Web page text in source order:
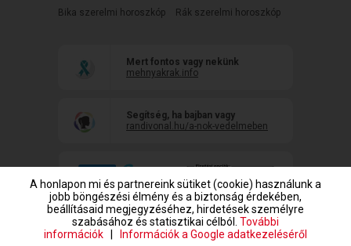
Bika szerelmi horoszkóp
Rák szerelmi horoszkóp
Mert fontos vagy nekünk
mehnyakrak.info
Segítség, ha bajban vagy
randivonal.hu/a-nok-vedelmeben
A honlapon mi és partnereink sütiket (cookie) használunk a
jobb böngészési élmény és a biztonság érdekében,
beállításaid megjegyzéséhez, hirdetések személyre
szabásához és statisztikai célból. További
információk
Információk a Google adatkezeléséről